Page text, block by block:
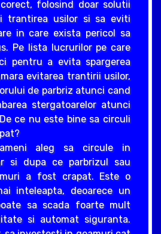
folosind doar solutii
trantirea usilor si sa eviti
in care exista pericol sa
Pe lista lucrurilor pe care
pentru a evita spargerea
evitarea trantirii usilor,
de parbriz atunci cand
stergatoarelor atunci
ce nu este bine sa circuli
aleg sa circule in
si dupa ce parbrizul sau
a fost crapat. Este o
inteleapta, deoarece un
sa scada foarte mult
si automat siguranta.